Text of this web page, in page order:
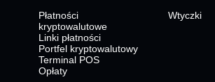
Płatności
kryptowalutowe
Linki płatności
Portfel kryptowalutowy
Terminal POS
Opłaty
Wtyczki